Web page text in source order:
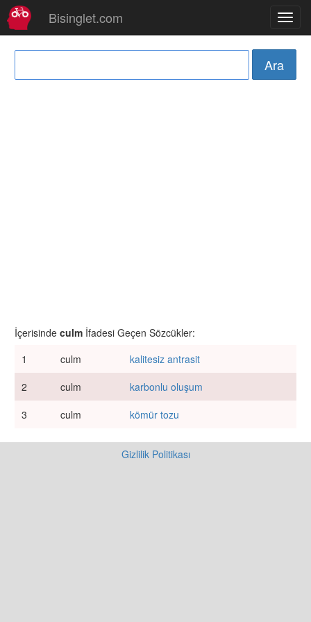
Bisinglet.com
İçerisinde culm İfadesi Geçen Sözcükler:
1
culm
kalitesiz antrasit
2
culm
karbonlu oluşum
3
culm kömür tozu
Gizlilik Politikası